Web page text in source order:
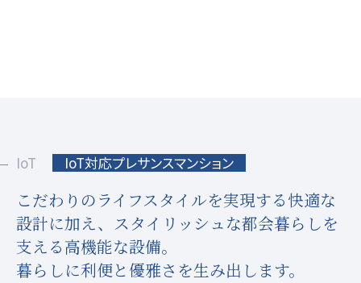
IoT IoT対応プレサンスマンション
こだわりのライフスタイルを実現する快適な
設計に加え、 スタイリッシュな都会暮らしを
支える高機能な設備。
暮らしに利便と優雅さを生み出します。